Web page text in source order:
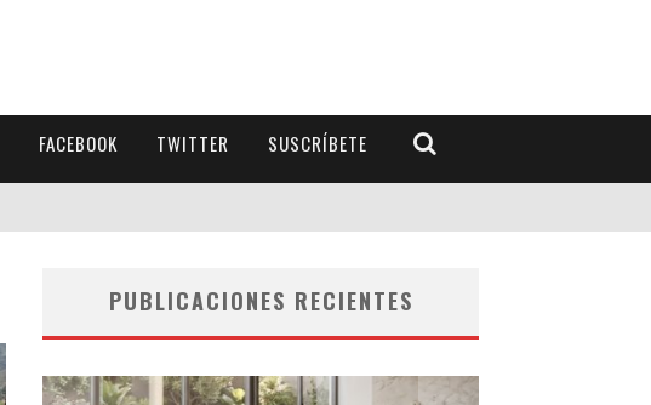
FACEBOOK TWITTER SUSCRÍBETE
PUBLICACIONES RECIENTES